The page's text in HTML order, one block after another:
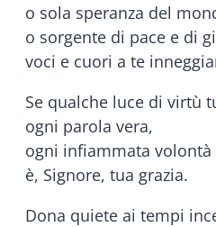
o sola speranza del
o sorgente di pace e di
voci e cuori a te
Se qualche luce di virtù
ogni parola vera,
ogni infiammata volontà
è, Signore, tua grazia.
Dona quiete ai tempi